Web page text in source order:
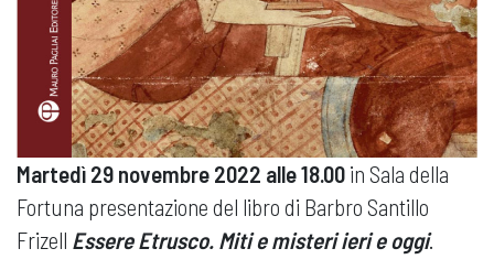
Martedì 29 novembre 2022 alle 18.00 in Sala della
Fortuna presentazione del libro di Barbro Santillo
Frizell Essere Etrusco. Miti e misteri ieri e oggi.